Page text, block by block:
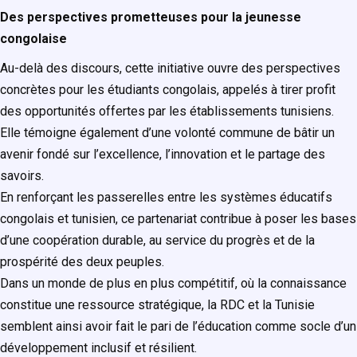
Des perspectives prometteuses pour la jeunesse
congolaise
Au-delà des discours, cette initiative ouvre des perspectives
concrètes pour les étudiants congolais, appelés à tirer profit
des opportunités offertes par les établissements tunisiens.
Elle témoigne également d’une volonté commune de bâtir un
avenir fondé sur l’excellence, l’innovation et le partage des
savoirs.
En renforçant les passerelles entre les systèmes éducatifs
congolais et tunisien, ce partenariat contribue à poser les bases
d’une coopération durable, au service du progrès et de la
prospérité des deux peuples.
Dans un monde de plus en plus compétitif, où la connaissance
constitue une ressource stratégique, la RDC et la Tunisie
semblent ainsi avoir fait le pari de l’éducation comme socle d’un
développement inclusif et résilient.